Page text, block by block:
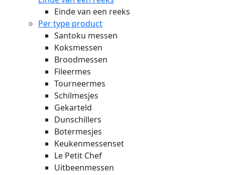
Einde van een reeks
Per type product
Santoku messen
Koksmessen
Broodmessen
Fileermes
Tourneermes
Schilmesjes
Gekarteld
Dunschillers
Botermesjes
Keukenmessenset
Le Petit Chef
Uitbeenmessen